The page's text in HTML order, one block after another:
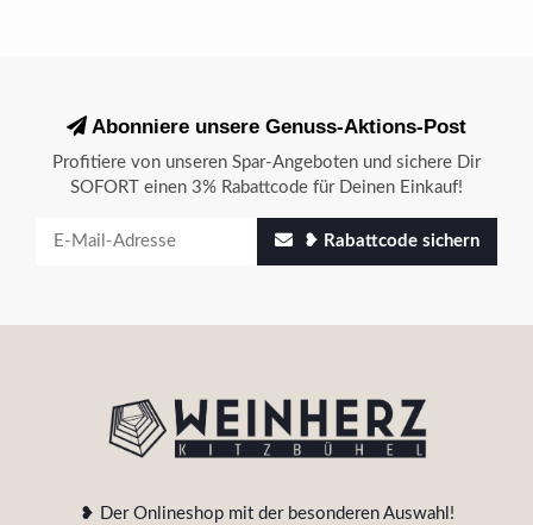
Abonniere unsere Genuss-Aktions-Post
Profitiere von unseren Spar-Angeboten und sichere Dir
SOFORT einen 3% Rabattcode für Deinen Einkauf!
❥ Rabattcode sichern
❥ Der Onlineshop mit der besonderen Auswahl!